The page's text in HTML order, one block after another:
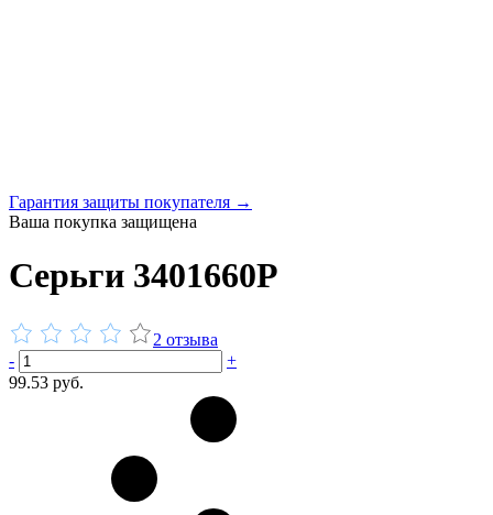
Гарантия защиты покупателя →
Ваша покупка защищена
Серьги 3401660Р
2 отзыва
-
+
99.53 руб.